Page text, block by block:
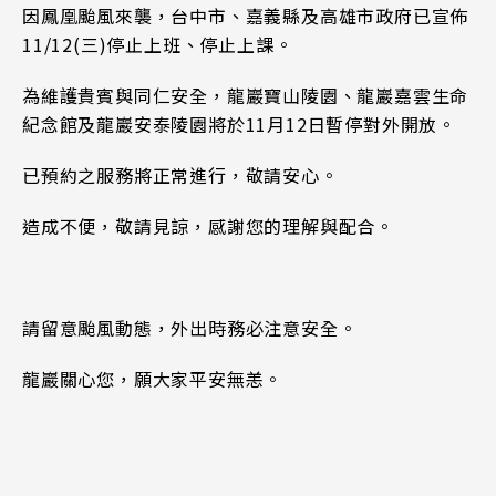
因鳳凰颱風來襲，台中市、嘉義縣及高雄市政府已宣佈
11/12(三)停止上班、停止上課。
為維護貴賓與同仁安全，龍巖寶山陵園、龍巖嘉雲生命
紀念館及龍巖安泰陵園將於11月12日暫停對外開放。
已預約之服務將正常進行，敬請安心。
造成不便，敬請見諒，感謝您的理解與配合。
請留意颱風動態，外出時務必注意安全。
龍巖關心您，願大家平安無恙。